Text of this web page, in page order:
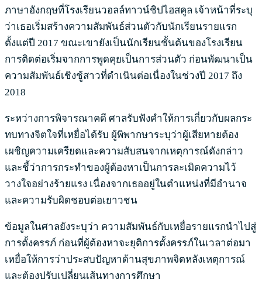
ภาษาอังกฤษที่โรงเรียนวอลล์ทาวน์ชิปไฮสคูล เจ้าหน้าที่ระบุ
ว่าเธอเริ่มสร้างความสัมพันธ์ส่วนตัวกับนักเรียนรายแรก
ตั้งแต่ปี 2017 ขณะเขายังเป็นนักเรียนชั้นต้นของโรงเรียน
การติดต่อเริ่มจากการพูดคุยเป็นการส่วนตัว ก่อนพัฒนาเป็น
ความสัมพันธ์เชิงชู้สาวที่ดำเนินต่อเนื่องในช่วงปี 2017 ถึง
2018
ระหว่างการพิจารณาคดี ศาลรับฟังคำให้การเกี่ยวกับผลกระ
ทบทางจิตใจที่เหยื่อได้รับ ผู้พิพากษาระบุว่าผู้เสียหายต้อง
เผชิญความเครียดและความสับสนจากเหตุการณ์ดังกล่าว
และชี้ว่าการกระทำของผู้ต้องหาเป็นการละเมิดความไว้
วางใจอย่างร้ายแรง เนื่องจากเธออยู่ในตำแหน่งที่มีอำนาจ
และความรับผิดชอบต่อเยาวชน
ข้อมูลในศาลยังระบุว่า ความสัมพันธ์กับเหยื่อรายแรกนำไปสู่
การตั้งครรภ์ ก่อนที่ผู้ต้องหาจะยุติการตั้งครรภ์ในเวลาต่อมา
เหยื่อให้การว่าประสบปัญหาด้านสุขภาพจิตหลังเหตุการณ์
และต้องปรับเปลี่ยนเส้นทางการศึกษา